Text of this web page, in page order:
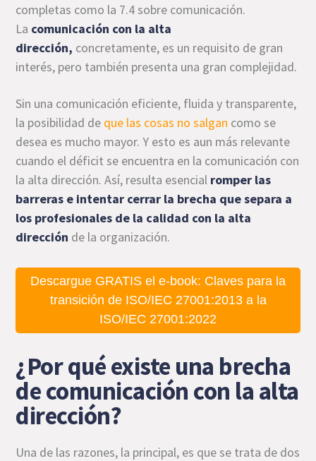
completas como la 7.4 sobre comunicación.
La comunicación con la alta
dirección, concretamente, es un requisito de gran
interés, pero también presenta una gran complejidad.
Sin una comunicación eficiente, fluida y transparente,
la posibilidad de que las cosas no salgan como se
desea es mucho mayor. Y esto es aun más relevante
cuando el déficit se encuentra en la comunicación con
la alta dirección. Así, resulta esencial romper las
barreras e intentar cerrar la brecha que separa a
los profesionales de la calidad con la alta
dirección de la organización.
Descargue GRATIS el e-book: Claves para la
transición de ISO/IEC 27001:2013 a la
ISO/IEC 27001:2022
¿Por qué existe una brecha
de comunicación con la alta
dirección?
Una de las razones, la principal, es que se trata de dos